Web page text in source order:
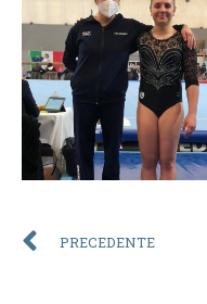
PRECEDENTE